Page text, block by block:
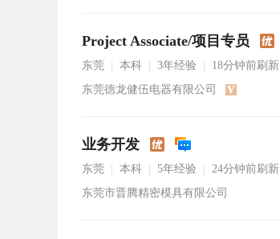
Project Associate/项目专员
东莞 本科 3年经验
18分钟前刷新
东莞德龙健伍电器有限公司
业务开发
东莞 本科 5年经验
24分钟前刷新
东莞市晋腾精密模具有限公司